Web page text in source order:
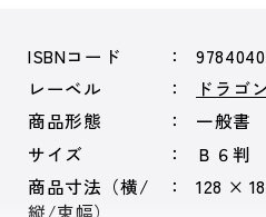
ISBNコード
レーベル
ドラゴ
商品形態
一般書
サイズ
Ｂ６判
商品寸法（横/
縦/束幅）
128 ×